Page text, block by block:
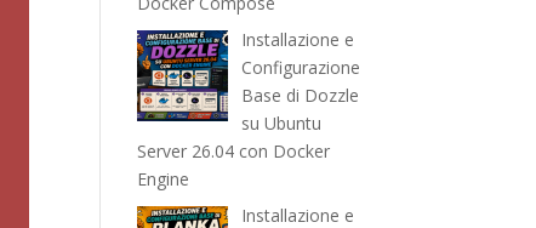
Installazione e
Configurazione
Base di Dozzle
su Ubuntu
Server 26.04 con Docker
Engine
Installazione e